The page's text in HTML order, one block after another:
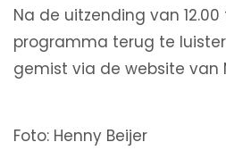
Na de uitzending van 12.00
programma terug te
gemist via de website van
Foto: Henny Beijer